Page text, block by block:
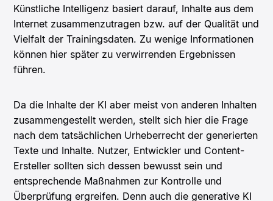
Künstliche Intelligenz basiert darauf, Inhalte aus dem
Internet zusammenzutragen bzw. auf der Qualität und
Vielfalt der Trainingsdaten. Zu wenige Informationen
können hier später zu verwirrenden Ergebnissen
führen.
Da die Inhalte der KI aber meist von anderen Inhalten
zusammengestellt werden, stellt sich hier die Frage
nach dem tatsächlichen Urheberrecht der generierten
Texte und Inhalte. Nutzer, Entwickler und Content-
Ersteller sollten sich dessen bewusst sein und
entsprechende Maßnahmen zur Kontrolle und
Überprüfung ergreifen. Denn auch die generative KI